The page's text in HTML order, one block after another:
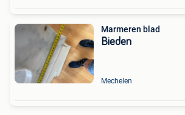
Marmeren blad
Bieden
Mechelen